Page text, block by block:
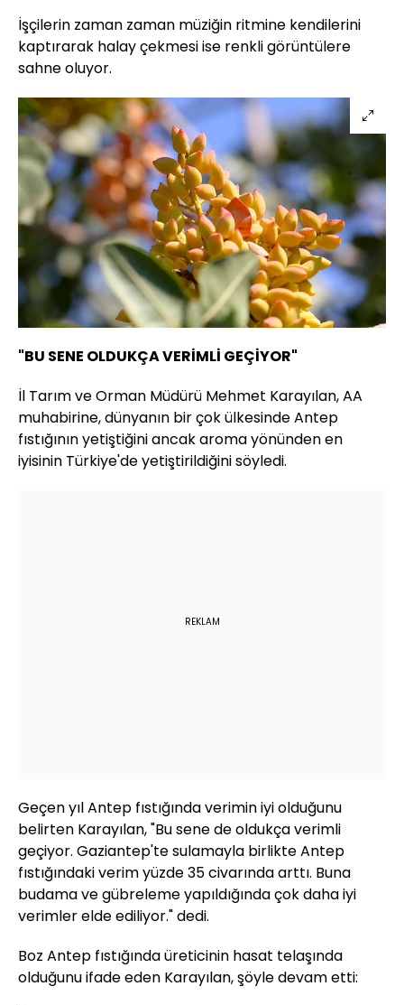
İşçilerin zaman zaman müziğin ritmine kendilerini
kaptırarak halay çekmesi ise renkli görüntülere
sahne oluyor.
"BU SENE OLDUKÇA VERİMLİ GEÇİYOR"
İl Tarım ve Orman Müdürü Mehmet Karayılan, AA
muhabirine, dünyanın bir çok ülkesinde Antep
fıstığının yetiştiğini ancak aroma yönünden en
iyisinin Türkiye'de yetiştirildiğini söyledi.
REKLAM
Geçen yıl Antep fıstığında verimin iyi olduğunu
belirten Karayılan, "Bu sene de oldukça verimli
geçiyor. Gaziantep'te sulamayla birlikte Antep
fıstığındaki verim yüzde 35 civarında arttı. Buna
budama ve gübreleme yapıldığında çok daha iyi
verimler elde ediliyor." dedi.
Boz Antep fıstığında üreticinin hasat telaşında
olduğunu ifade eden Karayılan, şöyle devam etti: